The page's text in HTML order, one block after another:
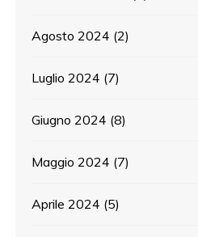
Agosto 2024 (2)
Luglio 2024 (7)
Giugno 2024 (8)
Maggio 2024 (7)
Aprile 2024 (5)